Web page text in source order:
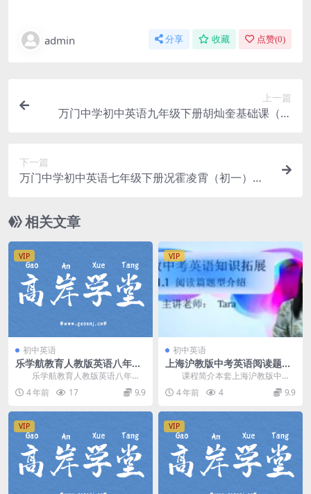
admin 分享 收藏 点赞(0)
上一篇
万门中学初中英语九年级下册胡灿奎基础课（初
下一篇
万门中学初中英语七年级下册况霍凌霄（初一）百
相关文章
VIP
初中英语
乐学航教育人教版英语八年级
下册同步辅导课程（初二）网
盘分享
乐学航教育人教版英语八年级
下册同步辅导课程，网盘分享初中
英语课程2.35G高...
4 年前 17 9.9
VIP
初中英语
上海沪教版中考英语阅读题型
专题训练网课教学视频(12讲)
百度网盘下载
课程简介本套上海沪教版中考
英语阅读题型专题训练教学视频，
由学费全免网Tara...
4 年前 4 9.9
VIP VIP